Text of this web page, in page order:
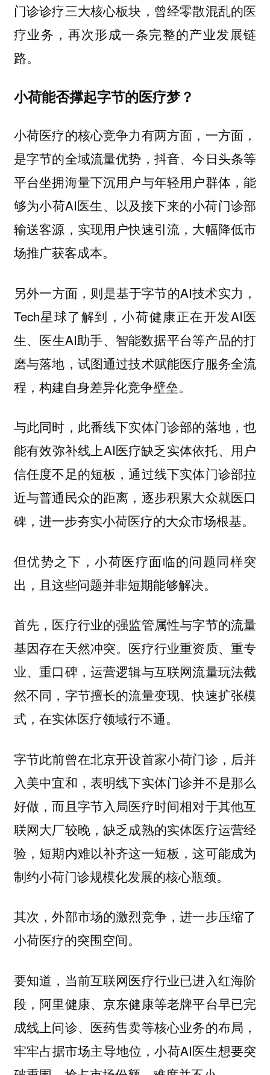
门诊诊疗三大核心板块，曾经零散混乱的医
疗业务，再次形成一条完整的产业发展链
路。
小荷能否撑起字节的医疗梦？
小荷医疗的核心竞争力有两方面，一方面，
是字节的全域流量优势，抖音、今日头条等
平台坐拥海量下沉用户与年轻用户群体，能
够为小荷AI医生、以及接下来的小荷门诊部
输送客源，实现用户快速引流，大幅降低市
场推广获客成本。
另外一方面，则是基于字节的AI技术实力，
Tech星球了解到，小荷健康正在开发AI医
生、医生AI助手、智能数据平台等产品的打
磨与落地，试图通过技术赋能医疗服务全流
程，构建自身差异化竞争壁垒。
与此同时，此番线下实体门诊部的落地，也
能有效弥补线上AI医疗缺乏实体依托、用户
信任度不足的短板，通过线下实体门诊部拉
近与普通民众的距离，逐步积累大众就医口
碑，进一步夯实小荷医疗的大众市场根基。
但优势之下，小荷医疗面临的问题同样突
出，且这些问题并非短期能够解决。
首先，医疗行业的强监管属性与字节的流量
基因存在天然冲突。医疗行业重资质、重专
业、重口碑，运营逻辑与互联网流量玩法截
然不同，字节擅长的流量变现、快速扩张模
式，在实体医疗领域行不通。
字节此前曾在北京开设首家小荷门诊，后并
入美中宜和，表明线下实体门诊并不是那么
好做，而且字节入局医疗时间相对于其他互
联网大厂较晚，缺乏成熟的实体医疗运营经
验，短期内难以补齐这一短板，这可能成为
制约小荷门诊规模化发展的核心瓶颈。
其次，外部市场的激烈竞争，进一步压缩了
小荷医疗的突围空间。
要知道，当前互联网医疗行业已进入红海阶
段，阿里健康、京东健康等老牌平台早已完
成线上问诊、医药售卖等核心业务的布局，
牢牢占据市场主导地位，小荷AI医生想要突